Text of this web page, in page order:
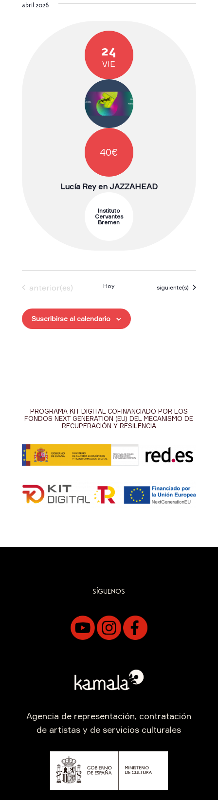
abril 2026
VIE
24
Lucía Rey en JAZZAHEAD
Instituto
Cervantes
Bremen
40€
Eventos
anterior(es) Hoy Eventos
siguiente(s)
Suscribirse al calendario
PROGRAMA KIT DIGITAL COFINANCIADO POR LOS
FONDOS NEXT GENERATION (EU) DEL MECANISMO DE
RECUPERACIÓN Y RESILENCIA
SÍGUENOS
Agencia de representación, contratación
de artistas y de servicios culturales